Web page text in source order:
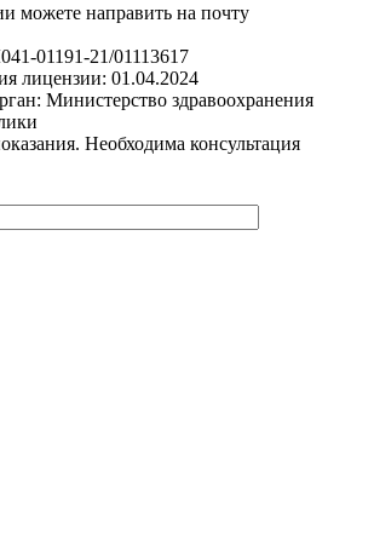
можете направить на почту
01191-21/01113617
лицензии: 01.04.2024
Министерство здравоохранения
Необходима консультация